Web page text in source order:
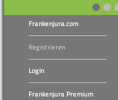
Frankenjura.com
Registrieren
Login
Frankenjura Premium